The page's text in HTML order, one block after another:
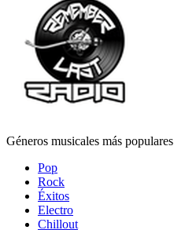
Géneros musicales más populares
Pop
Rock
Éxitos
Electro
Chillout